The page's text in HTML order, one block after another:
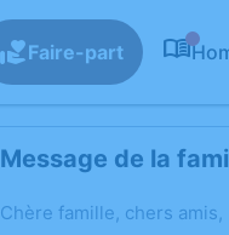
Faire-part
Message de la
Chère famille, chers amis,